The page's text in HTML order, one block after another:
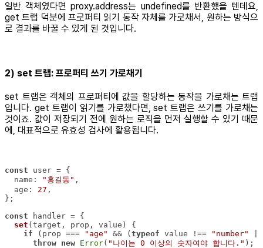
일반 객체였다면 proxy.address는 undefined를 반환했을 텐데요,
get 트랩 덕분에 프로퍼티 읽기 동작 자체를 가로채서, 원하는 방식으
로 결과를 바꿀 수 있게 된 것입니다.
2) set 트랩: 프로퍼티 쓰기 가로채기
set 트랩은 객체의 프로퍼티에 값을 할당하는 동작을 가로채는 트랩
입니다. get 트랩이 읽기를 가로챘다면, set 트랩은 쓰기를 가로채는
것이죠. 값이 저장되기 전에 원하는 로직을 먼저 실행할 수 있기 때문
에, 대표적으로 유효성 검사에 활용됩니다.
const
name : "홍길동"
age : 27
const
set ( target, prop, value )
if (prop === "age" && ( typeof value !== "number"
throw new Error( "나이는 0 이상의 숫자여야 합니다."